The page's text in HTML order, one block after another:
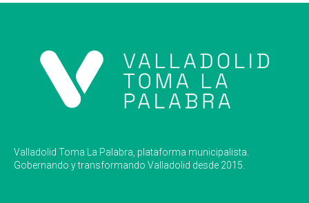
Valladolid Toma La Palabra, plataforma municipalista.
Gobernando y transformando Valladolid desde 2015.